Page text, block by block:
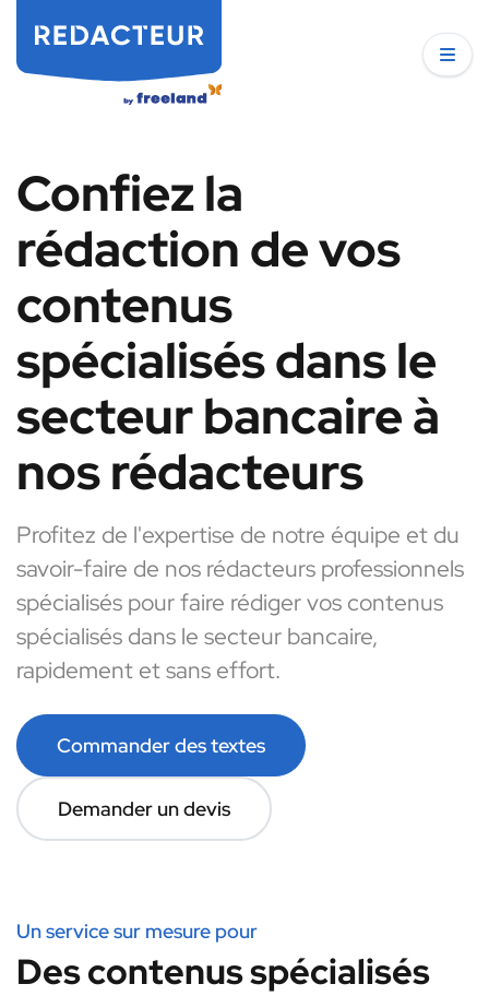
Confiez la
rédaction de vos
contenus
spécialisés dans le
secteur bancaire à
nos rédacteurs
Profitez de l'expertise de notre équipe et du
savoir-faire de nos rédacteurs professionnels
spécialisés pour faire rédiger vos contenus
spécialisés dans le secteur bancaire,
rapidement et sans effort.
Commander des textes
Demander un devis
Un service sur mesure pour
Des contenus spécialisés